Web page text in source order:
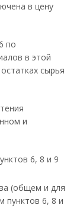
в цену
по
в этой
сырья
и
6, 8 и 9
(общем и для
пунктов 6, 8 и